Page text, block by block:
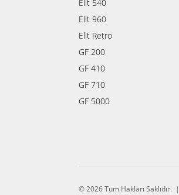
Elit 540
Elit 960
Elit Retro
GF 200
GF 410
GF 710
GF 5000
© 2026 Tüm Hakları Saklıdır. |